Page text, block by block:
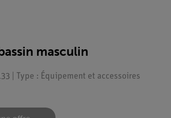
masculin
| Type : Équipement et accessoires